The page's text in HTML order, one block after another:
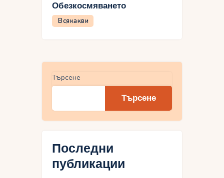
Обезкосмяването
Всякакви
Търсене
Търсене
Последни
публикации